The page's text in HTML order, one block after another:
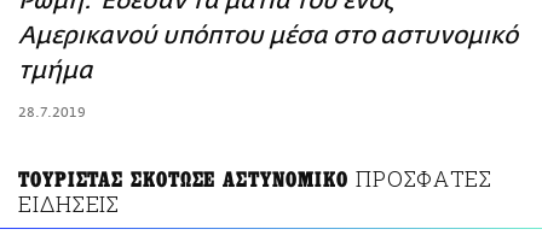
ΑΜΠΑ
PRINT
Αμερικανού υπόπτου μέσα στο αστυνομικό
τμήμα
28.7.2019
ΤΟΥΡΙΣΤΑΣ ΣΚΟΤΩΣΕ ΑΣΤΥΝΟΜΙΚΟ ΠΡΟΣΦΑΤΕΣ
ΕΙΔΗΣΕΙΣ